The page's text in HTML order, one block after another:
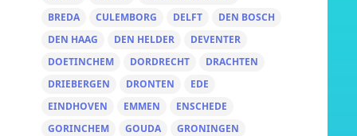
BREDA
CULEMBORG DELFT
DEN BOSCH
DEN HAAG
DEN HELDER
DEVENTER
DOETINCHEM
DORDRECHT
DRACHTEN
DRIEBERGEN
DRONTEN
EDE
EINDHOVEN
EMMEN
ENSCHEDE
GORINCHEM
GOUDA
GRONINGEN